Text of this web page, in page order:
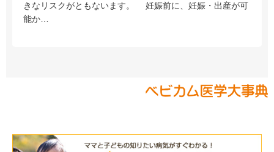
きなリスクがともないます。 妊娠前に、妊娠・出産が可
能か…